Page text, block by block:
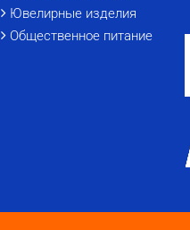
Ювелирные изделия
Общественное питание